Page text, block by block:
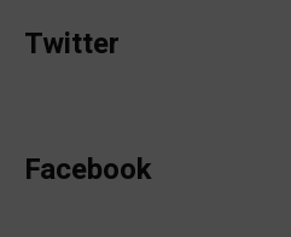
Twitter
Facebook